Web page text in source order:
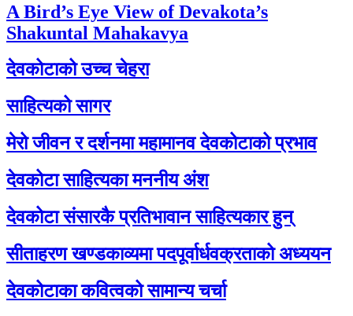
A Bird’s Eye View of Devakota’s
Shakuntal Mahakavya
देवकोटाको उच्च चेहरा
साहित्यको सागर
मेरो जीवन र दर्शनमा महामानव देवकोटाको प्रभाव
देवकोटा साहित्यका मननीय अंश
देवकोटा संसारकै प्रतिभावान साहित्यकार हुन्
सीताहरण खण्डकाव्यमा पदपूर्वार्धवक्रताको अध्ययन
देवकोटाका कवित्वको सामान्य चर्चा